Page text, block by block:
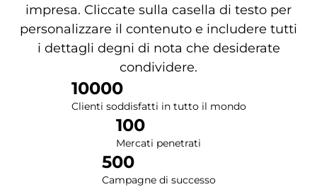
impresa. Cliccate sulla casella di testo per
personalizzare il contenuto e includere tutti
i dettagli degni di nota che desiderate
condividere.
Clienti soddisfatti in tutto il mondo
10000
Mercati penetrati
100
Campagne di successo
500